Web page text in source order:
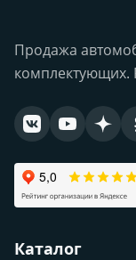
Продажа
комплектующих.
Каталог